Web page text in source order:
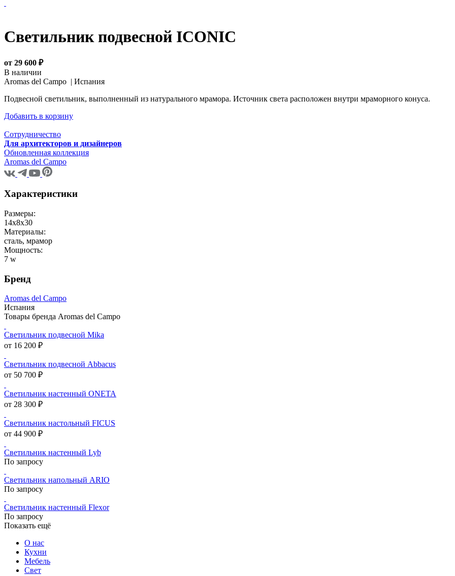
Светильник подвесной ICONIC
от 29 600 ₽
В наличии
Aromas del Campo | Испания
Подвесной светильник, выполненный из натурального мрамора. Источник света расположен внутри мраморного конуса.
Добавить в корзину
Сотрудничество
Для архитекторов и дизайнеров
Обновленная коллекция
Aromas del Campo
Характеристики
Размеры:
14х8х30
Материалы:
сталь, мрамор
Мощность:
7 w
Бренд
Aromas del Campo
Испания
Товары бренда Aromas del Campo
Светильник подвесной Mika
от 16 200 ₽
Светильник подвесной Abbacus
от 50 700 ₽
Светильник настенный ONETA
от 28 300 ₽
Светильник настольный FICUS
от 44 900 ₽
Светильник настенный Lyb
По запросу
Светильник напольный ARIO
По запросу
Светильник настенный Flexor
По запросу
Показать ещё
О нас
Кухни
Мебель
Свет